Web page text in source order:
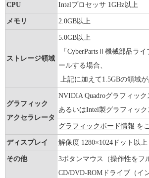
CPU Intelプロセッサ 1GHz以上
メモリ 2.0GB以上
ストレージ領域
5.0GB以上
「CyberPartsⅡ機械部品ラ
ールする場合、
上記に加えて1.5GBの領域
グラフィック
アクセラレータ
NVIDIA Quadroグラフィック
あるいはIntel製グラフィック
グラフィックボード情報 を
ディスプレイ 解像度 1280×1024ドット以上
その他
3ボタンマウス（操作性をフ
CD/DVD-ROMドライブ（イ